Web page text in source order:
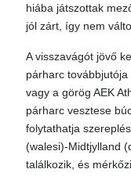
hiába játszottak
jól zárt, így nem
A visszavágót jövő
párharc
vagy a görög AEK
párharc vesztese
folytathatja
(walesi)-Midtjylland
találkozik, és